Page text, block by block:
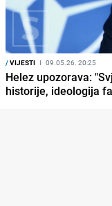
/VIJESTI I 09.05.26. 20:25
Helez upozorava:
historije, ideologija